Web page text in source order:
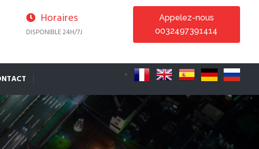
Horaires
DISPONIBLE 24H/7J
Appelez-nous
0032497391414